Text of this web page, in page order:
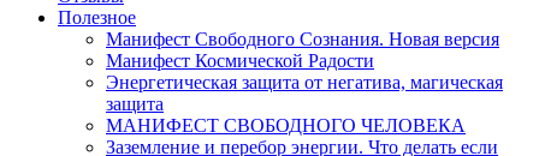
Полезное
Манифест Свободного Сознания. Новая версия
Манифест Космической Радости
Энергетическая защита от негатива, магическая
защита
МАНИФЕСТ СВОБОДНОГО ЧЕЛОВЕКА
Заземление и перебор энергии. Что делать если